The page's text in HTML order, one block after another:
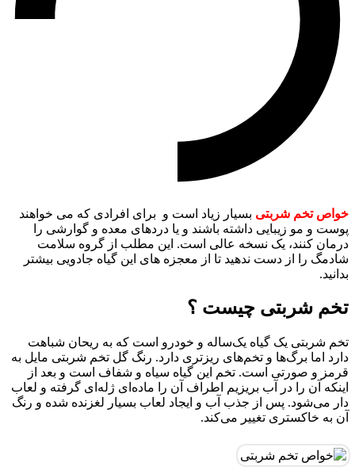
خواص تخم شربتی بسیار زیاد است و برای افرادی که می خواهند
پوست و مو زیبایی داشته باشند و یا دردهای معده و گوارشی را
درمان کنند، یک نسخه عالی است. این مطلب از گروه سلامت
شادمگ را از دست ندهید تا از معجزه های این گیاه جادویی بیشتر
بدانید.
تخم شربتی چیست ؟
تخم شربتی یک گیاه یک‌ساله و خودرو است که به ریحان شباهت
دارد اما برگ‌ها و تخم‌های ریزتری دارد. رنگ گل تخم شربتی مایل به
قرمز و صورتی است. تخم این گیاه سیاه و شفاف است و بعد از
اینکه آن را در آب بریزیم اطراف آن را ماده‌ای ژله‌ای گرفته و لعاب
دار می‌شود. پس از جذب آب و ایجاد لعاب بسیار لغزنده شده و رنگ
آن به خاکستری تغییر می‌کند.